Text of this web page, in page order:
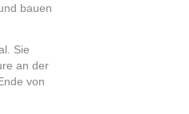
bauen
Sie
an der
von